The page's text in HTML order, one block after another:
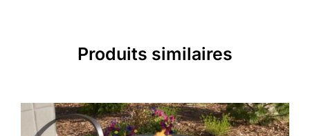
Produits similaires